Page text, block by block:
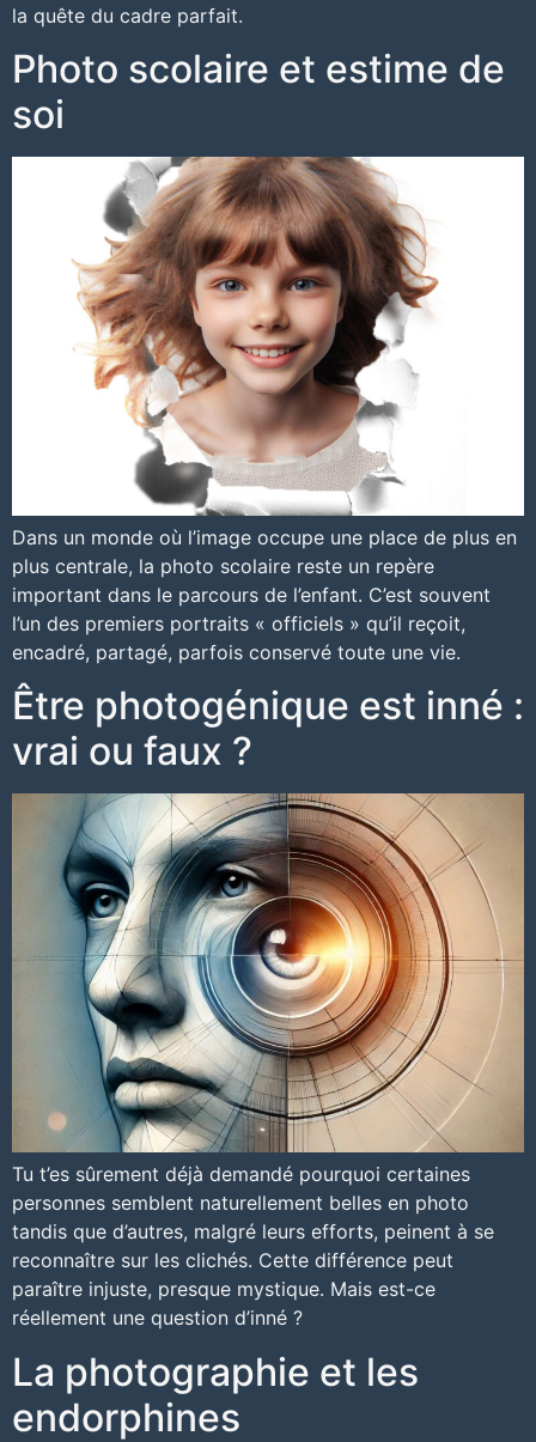
la quête du cadre parfait.
Photo scolaire et estime de
soi
Dans un monde où l’image occupe une place de plus en
plus centrale, la photo scolaire reste un repère
important dans le parcours de l’enfant. C’est souvent
l’un des premiers portraits « officiels » qu’il reçoit,
encadré, partagé, parfois conservé toute une vie.
Être photogénique est inné :
vrai ou faux ?
Tu t’es sûrement déjà demandé pourquoi certaines
personnes semblent naturellement belles en photo
tandis que d’autres, malgré leurs efforts, peinent à se
reconnaître sur les clichés. Cette différence peut
paraître injuste, presque mystique. Mais est-ce
réellement une question d’inné ?
La photographie et les
endorphines